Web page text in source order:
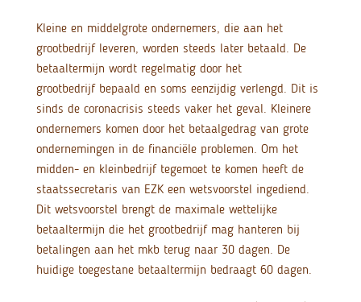
Kleine en middelgrote ondernemers, die aan het
grootbedrijf leveren, worden steeds later betaald. De
betaaltermijn wordt regelmatig door het
grootbedrijf bepaald en soms eenzijdig verlengd. Dit is
sinds de coronacrisis steeds vaker het geval. Kleinere
ondernemers komen door het betaalgedrag van grote
ondernemingen in de financiële problemen. Om het
midden- en kleinbedrijf tegemoet te komen heeft de
staatssecretaris van EZK een wetsvoorstel ingediend.
Dit wetsvoorstel brengt de maximale wettelijke
betaaltermijn die het grootbedrijf mag hanteren bij
betalingen aan het mkb terug naar 30 dagen. De
huidige toegestane betaaltermijn bedraagt 60 dagen.